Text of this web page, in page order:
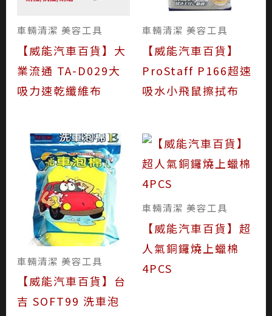
車輛清潔 美容工具
【威能汽車百貨】大
業流通 TA-D029大
吸力速乾纖維布
車輛清潔 美容工具
【威能汽車百貨】
ProStaff P166超速
吸水小飛鼠擦拭布
車輛清潔 美容工具
【威能汽車百貨】台
吉 SOFT99 洗車泡
車輛清潔 美容工具
【威能汽車百貨】超
人氣銅鑼燒上蠟棉
4PCS